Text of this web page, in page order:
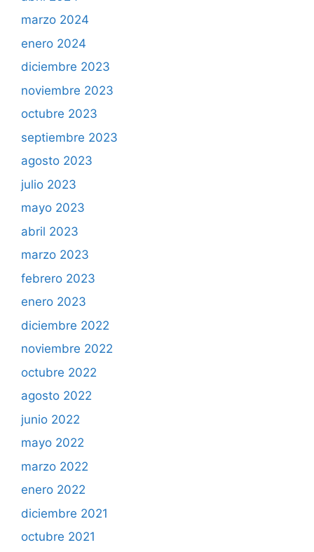
marzo 2024
enero 2024
diciembre 2023
noviembre 2023
octubre 2023
septiembre 2023
agosto 2023
julio 2023
mayo 2023
abril 2023
marzo 2023
febrero 2023
enero 2023
diciembre 2022
noviembre 2022
octubre 2022
agosto 2022
junio 2022
mayo 2022
marzo 2022
enero 2022
diciembre 2021
octubre 2021